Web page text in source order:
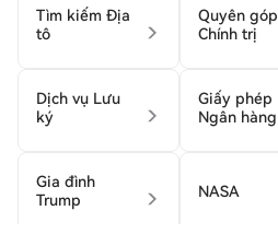
Tìm kiếm Địa
tô
Quyên góp
Chính trị
Dịch vụ Lưu
ký
Giấy phép
Ngân hàng
Gia đình
Trump
NASA